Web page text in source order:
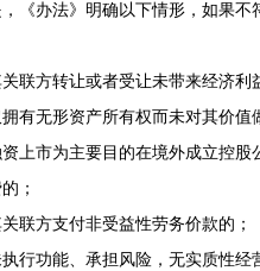
办法》明确以下情形，如果不
方转让或者受让未带来经济利
无形资产所有权而未对其价值
市为主要目的在境外成立控股
；
方支付非受益性劳务价款的；
功能、承担风险，无实质性经